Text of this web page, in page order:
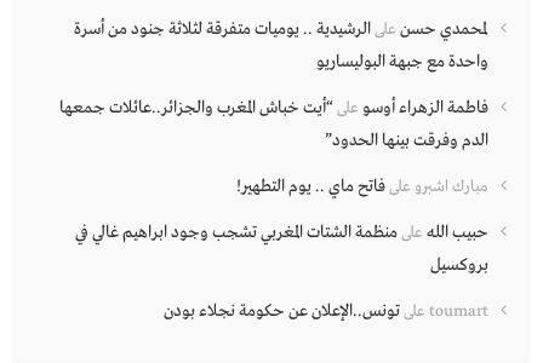
لمحمدي حسن علىالرشيدية .. يوميات متفرقة لثلاثة جنود من أسرة
واحدة مع جبهة البوليساريو
فاطمة الزهراء أوسو على“أيت خباش المغرب والجزائر..عائلات جمعها
الدم وفرقت بينها الحدود”
مبارك اشبرو علىفاتح ماي .. يوم التطهير!
حبيب الله علىمنظمة الشتات المغربي تشجب وجود ابراهيم غالي في
بروكسيل
toumart علىتونس..الإعلان عن حكومة نجلاء بودن